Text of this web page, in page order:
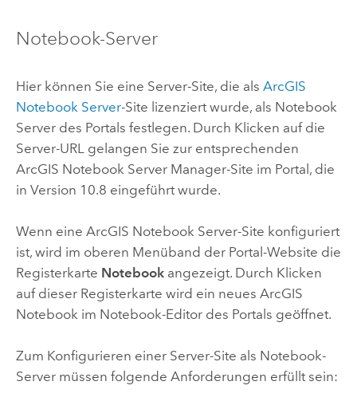
Notebook-Server
Hier können Sie eine Server-Site, die als ArcGIS
Notebook Server-Site lizenziert wurde, als Notebook
Server des Portals festlegen. Durch Klicken auf die
Server-URL gelangen Sie zur entsprechenden
ArcGIS Notebook ServerManager-Site im Portal, die
in Version 10.8 eingeführt wurde.
Wenn eine ArcGIS Notebook Server-Site konfiguriert
ist, wird im oberen Menüband der Portal-Website die
Registerkarte Notebookangezeigt. Durch Klicken
auf dieser Registerkarte wird ein neues ArcGIS
Notebook im Notebook-Editor des Portals geöffnet.
Zum Konfigurieren einer Server-Site als Notebook-
Server müssen folgende Anforderungen erfüllt sein: